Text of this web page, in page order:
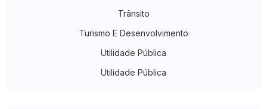
Trânsito
Turismo E Desenvolvimento
Utilidade Pública
Utilidade Pública